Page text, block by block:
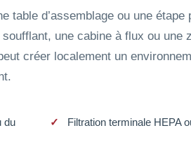
table d’assemblage ou une étape
une cabine à flux ou une
créer localement un
du
Filtration terminale HEPA